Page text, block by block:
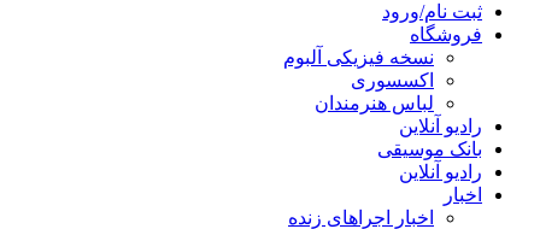
ثبت نام/ورود
فروشگاه
نسخه فیزیکی آلبوم
اکسسوری
لباس هنرمندان
رادیو آنلاین
بانک موسیقی
رادیو آنلاین
اخبار
اخبار اجراهای زنده